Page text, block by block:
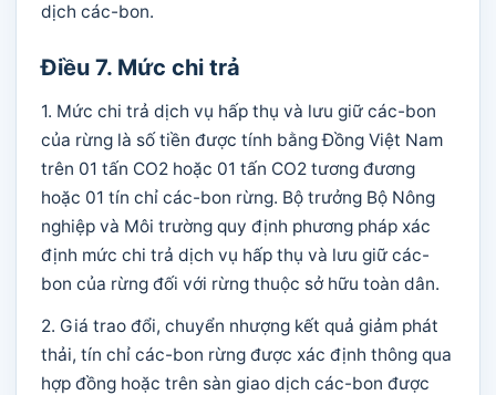
dịch các-bon.
Điều 7. Mức chi trả
1. Mức chi trả dịch vụ hấp thụ và lưu giữ các-bon
của rừng là số tiền được tính bằng Đồng Việt Nam
trên 01 tấn CO2 hoặc 01 tấn CO2 tương đương
hoặc 01 tín chỉ các-bon rừng. Bộ trưởng Bộ Nông
nghiệp và Môi trường quy định phương pháp xác
định mức chi trả dịch vụ hấp thụ và lưu giữ các-
bon của rừng đối với rừng thuộc sở hữu toàn dân.
2. Giá trao đổi, chuyển nhượng kết quả giảm phát
thải, tín chỉ các-bon rừng được xác định thông qua
hợp đồng hoặc trên sàn giao dịch các-bon được